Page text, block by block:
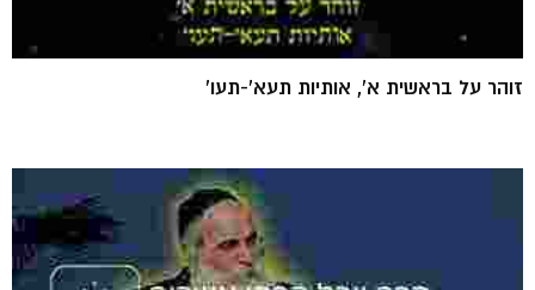
זוהר על בראשית א', אותיות תעא'-תעו'